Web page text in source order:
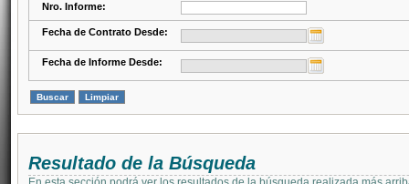
Nro. Informe:
Fecha de Contrato Desde:
Fecha de Informe Desde:
Resultado de la Búsqueda